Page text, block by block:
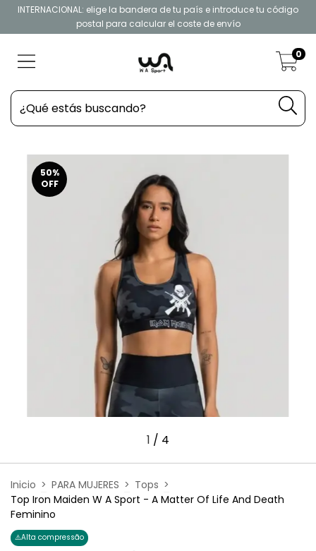
INTERNACIONAL: elige la bandera de tu país e introduce tu código
postal para calcular el coste de envío
0
50%
OFF
1 / 4
Inicio > PARA MUJERES > Tops >
Top Iron Maiden W A Sport - A Matter Of Life And Death
Feminino
⚠️Alta compressão